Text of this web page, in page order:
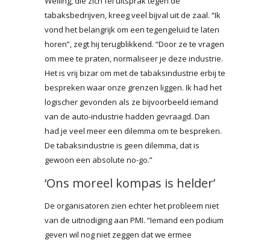
tabaksbedrijven, kreeg veel bijval uit de zaal. “Ik
vond het belangrijk om een tegengeluid te laten
horen”, zegt hij terugblikkend. “Door ze te vragen
om mee te praten, normaliseer je deze industrie.
Het is vrij bizar om met de tabaksindustrie erbij te
bespreken waar onze grenzen liggen. Ik had het
logischer gevonden als ze bijvoorbeeld iemand
van de auto-industrie hadden gevraagd. Dan
had je veel meer een dilemma om te bespreken.
De tabaksindustrie is geen dilemma, dat is
gewoon een absolute no-go.”
‘Ons moreel kompas is helder’
De organisatoren zien echter het probleem niet
van de uitnodiging aan PMI. “Iemand een podium
geven wil nog niet zeggen dat we ermee